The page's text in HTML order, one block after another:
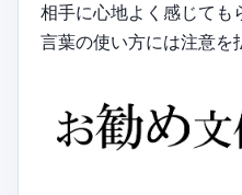
相手に心地よく感じても
言葉の使い方には注意を